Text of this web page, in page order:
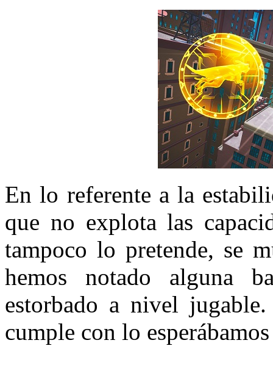
En lo referente a la
que no explota las
tampoco lo pretende, se
hemos notado alguna
estorbado a nivel
cumple con lo